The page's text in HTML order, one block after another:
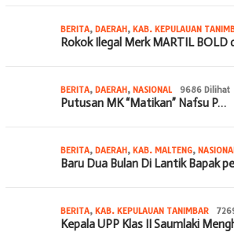
BERITA, DAERAH, KAB. KEPULAUAN
Rokok Ilegal Merk MARTIL BOLD
BERITA, DAERAH, NASIONAL 9686 Dilihat
Putusan MK “Matikan” Nafsu P…
BERITA, DAERAH, KAB. MALTENG,
Baru Dua Bulan Di Lantik Bapak
BERITA, KAB. KEPULAUAN TANIMBAR
Kepala UPP Klas II Saumlaki